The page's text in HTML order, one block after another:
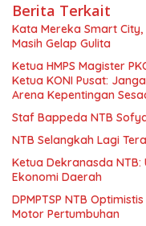
Berita Terkait
Kata Mereka Smart
Masih Gelap Gulita
Ketua HMPS Magister
Ketua KONI Pusat:
Arena Kepentingan
Staf Bappeda NTB
NTB Selangkah Lagi
Ketua Dekranasda NTB:
Ekonomi Daerah
DPMPTSP NTB
Motor Pertumbuhan